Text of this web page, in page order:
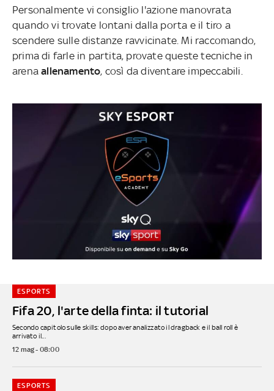
Personalmente vi consiglio l'azione manovrata
quando vi trovate lontani dalla porta e il tiro a
scendere sulle distanze ravvicinate. Mi raccomando,
prima di farle in partita, provate queste tecniche in
arenaallenamento, così da diventare impeccabili.
Fifa 20, l'arte della finta: il tutorial
ESPORTS
Secondo capitolo sulle skills: dopo aver analizzato il dragback e il ball roll è
arrivato il...
12 mag - 08:00
ESPORTS